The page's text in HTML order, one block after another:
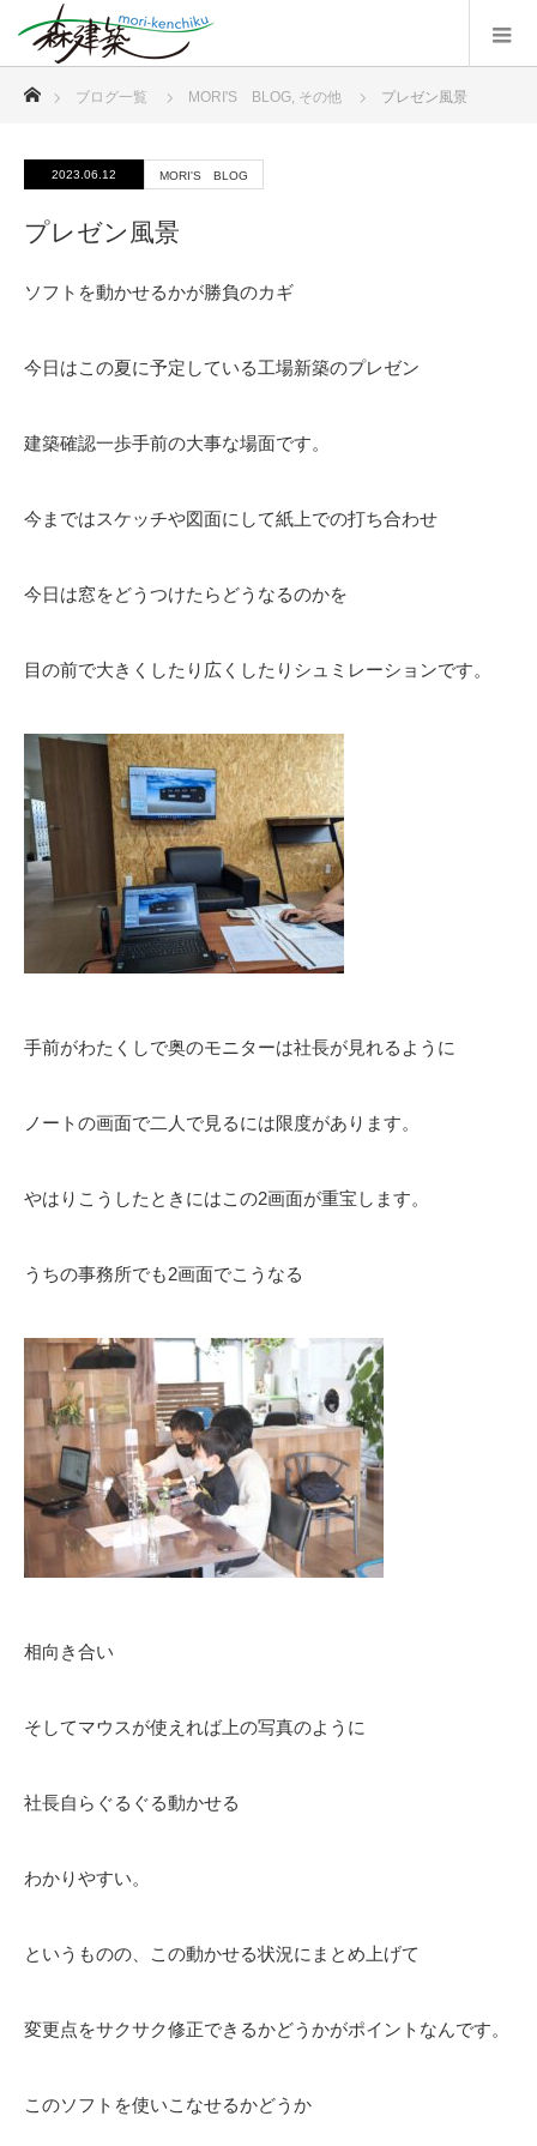
ブログ一覧 MORI'S BLOG, その他 プレゼン風景
2023.06.12 MORI'S BLOG
プレゼン風景
ソフトを動かせるかが勝負のカギ
今日はこの夏に予定している工場新築のプレゼン
建築確認一歩手前の大事な場面です。
今まではスケッチや図面にして紙上での打ち合わせ
今日は窓をどうつけたらどうなるのかを
目の前で大きくしたり広くしたりシュミレーションです。
手前がわたくしで奥のモニターは社長が見れるように
ノートの画面で二人で見るには限度があります。
やはりこうしたときにはこの2画面が重宝します。
うちの事務所でも2画面でこうなる
相向き合い
そしてマウスが使えれば上の写真のように
社長自らぐるぐる動かせる
わかりやすい。
というものの、この動かせる状況にまとめ上げて
変更点をサクサク修正できるかどうかがポイントなんです。
このソフトを使いこなせるかどうか